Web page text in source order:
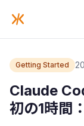
Getting Started
Claude
初の1時間